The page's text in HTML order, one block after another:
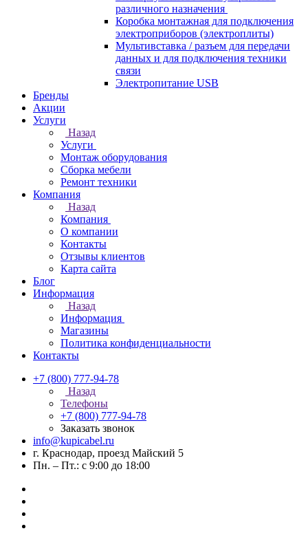
различного назначения
Коробка монтажная для подключения
электроприборов (электроплиты)
Мультивставка / разъем для передачи
данных и для подключения техники
связи
Электропитание USB
Бренды
Акции
Услуги
Назад
Услуги
Монтаж оборудования
Сборка мебели
Ремонт техники
Компания
Назад
Компания
О компании
Контакты
Отзывы клиентов
Карта сайта
Блог
Информация
Назад
Информация
Магазины
Политика конфиденциальности
Контакты
+7 (800) 777-94-78
Назад
Телефоны
+7 (800) 777-94-78
Заказать звонок
info@kupicabel.ru
г. Краснодар, проезд Майский 5
Пн. – Пт.: с 9:00 до 18:00